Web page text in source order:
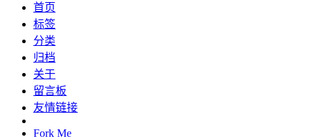
首页
标签
分类
归档
关于
留言板
友情链接
Fork Me